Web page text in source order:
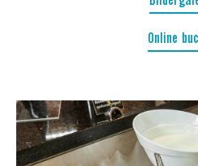
Online